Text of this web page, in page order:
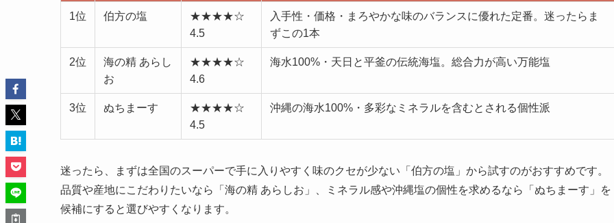
1位 伯方の塩
★★★★☆
4.5
入手性・価格・まろやかな味のバランスに優れた定番。迷ったらま
ずこの1本
2位
海の精 あらし
お
★★★★☆
4.6
海水100%・天日と平釜の伝統海塩。総合力が高い万能塩
3位 ぬちまーす
★★★★☆
4.5
沖縄の海水100%・多彩なミネラルを含むとされる個性派
迷ったら、まずは全国のスーパーで手に入りやすく味のクセが少ない「伯方の塩」から試すのがおすすめです。
品質や産地にこだわりたいなら「海の精 あらしお」、ミネラル感や沖縄塩の個性を求めるなら「ぬちまーす」を
候補にすると選びやすくなります。